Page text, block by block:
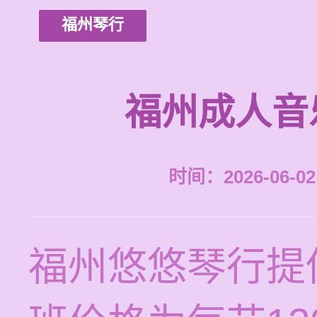
福州琴行
福州成人
时间：2026-06-
福州悠悠琴行